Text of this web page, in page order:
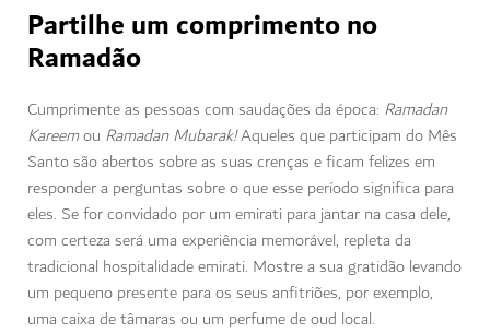
Partilhe um comprimento no
Ramadão
Cumprimente as pessoas com saudações da época: Ramadan
Kareemou Ramadan Mubarak!Aqueles que participam do Mês
Santo são abertos sobre as suas crenças e ficam felizes em
responder a perguntas sobre o que esse período significa para
eles. Se for convidado por um emirati para jantar na casa dele,
com certeza será uma experiência memorável, repleta da
tradicional hospitalidade emirati. Mostre a sua gratidão levando
um pequeno presente para os seus anfitriões, por exemplo,
uma caixa de tâmaras ou um perfume de oud local.